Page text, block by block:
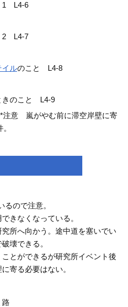
1 L4-6
2 L4-7
イルのこと L4-8
きのこと L4-9
意 嵐がやむ前に滞空岸壁に寄
ので注意。
きなくなっている。
所へ向かう。途中道を塞いでい
壊できる。
とができるが研究所イベント後
寄る必要はない。
路